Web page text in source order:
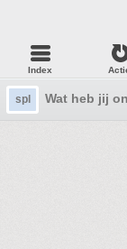
Index
spl Wat heb jij